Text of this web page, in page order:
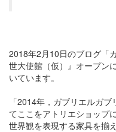
2018年2月10日のブログ「
世大使館（仮）』オープン
いています。
「2014年，ガブリエルガ
てここをアトリエショップ
世界観を表現する家具を揃